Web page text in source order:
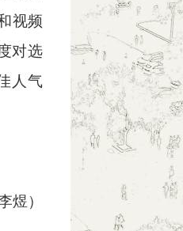
视频
对选
人气
煜）